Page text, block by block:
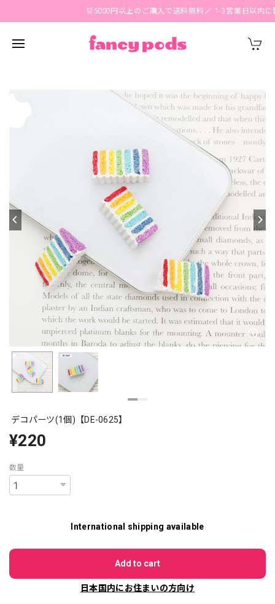
🛒5000円以上のご購入で送料無料🪄 1-3営業日以内に
デコパーツ(1個)【DE-0625】
¥220
数量
International shipping available
Add to cart
日本国内にお住まいの方向け